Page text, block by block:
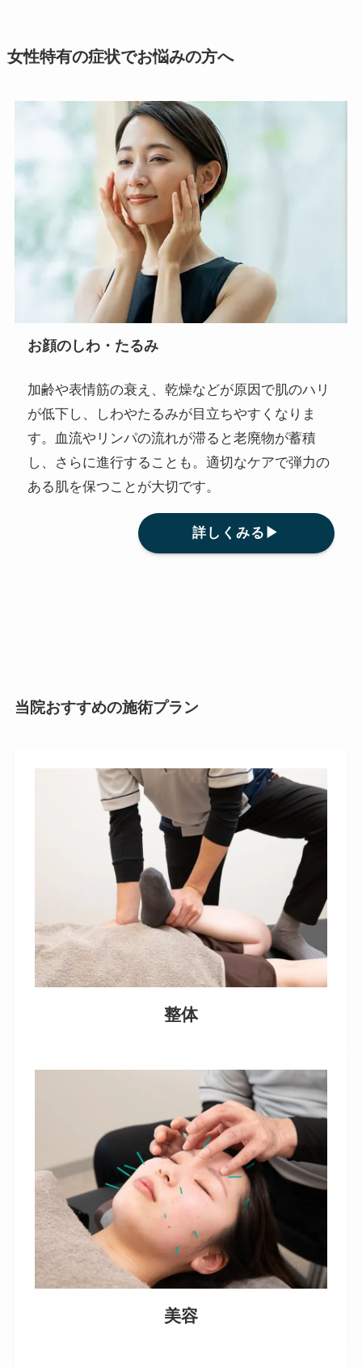
女性特有の症状でお悩みの方へ
お顔のしわ・たるみ
加齢や表情筋の衰え、乾燥などが原因で肌のハリ
が低下し、しわやたるみが目立ちやすくなりま
す。血流やリンパの流れが滞ると老廃物が蓄積
し、さらに進行することも。適切なケアで弾力の
ある肌を保つことが大切です。
詳しくみる▶
当院おすすめの施術プラン
整体
美容